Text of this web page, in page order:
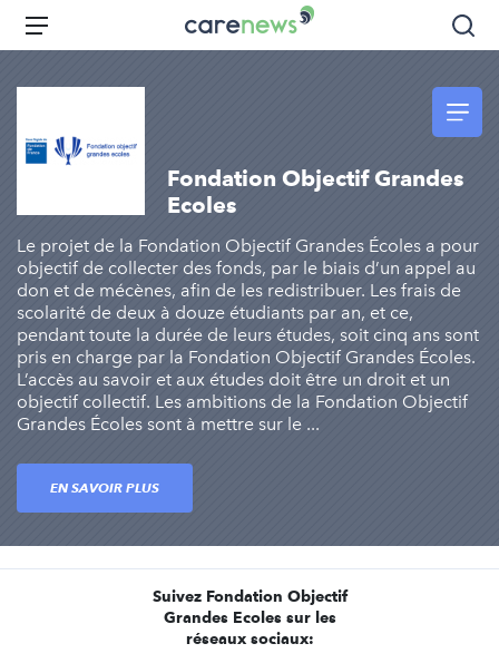
Aller
principal
Carenews,
Le
l'engagement
Menu
Fondation Objectif Grandes
Ecoles
Le projet de la Fondation Objectif Grandes Écoles a pour
objectif de collecter des fonds, par le biais d’un appel au
don et de mécènes, afin de les redistribuer. Les frais de
scolarité de deux à douze étudiants par an, et ce,
pendant toute la durée de leurs études, soit cinq ans sont
pris en charge par la Fondation Objectif Grandes Écoles.
L’accès au savoir et aux études doit être un droit et un
objectif collectif. Les ambitions de la Fondation Objectif
Grandes Écoles sont à mettre sur le ...
EN SAVOIR PLUS
Suivez Fondation Objectif
Grandes Ecoles sur les
réseaux sociaux: